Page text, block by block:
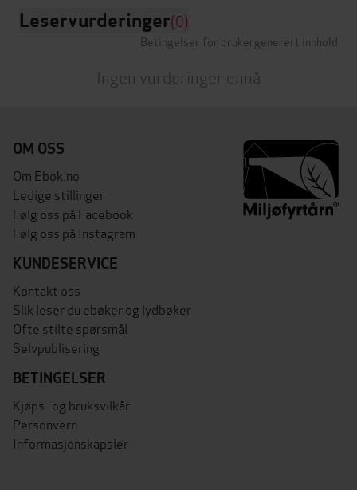
Leservurderinger(0)
Betingelser for brukergenerert innhold
Ingen vurderinger ennå
OM OSS
Om Ebok.no
Ledige stillinger
Følg oss på Facebook
Følg oss på Instagram
KUNDESERVICE
Kontakt oss
Slik leser du ebøker og lydbøker
Ofte stilte spørsmål
Selvpublisering
BETINGELSER
Kjøps- og bruksvilkår
Personvern
Informasjonskapsler